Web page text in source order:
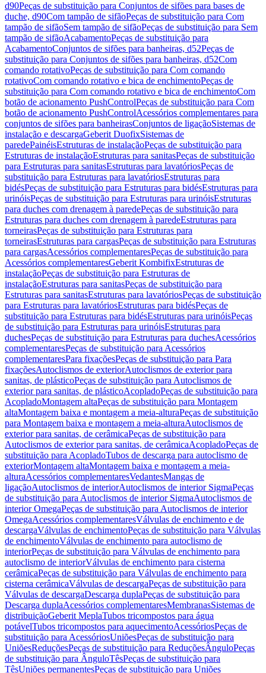
d90Peças de substituição para Conjuntos de sifões para bases de
duche, d90Com tampão de sifãoPeças de substituição para Com
tampão de sifãoSem tampão de sifãoPeças de substituição para Sem
tampão de sifãoAcabamentoPeças de substituição para
AcabamentoConjuntos de sifões para banheiras, d52Peças de
substituição para Conjuntos de sifões para banheiras, d52Com
comando rotativoPeças de substituição para Com comando
rotativoCom comando rotativo e bica de enchimentoPeças de
substituição para Com comando rotativo e bica de enchimentoCom
botão de acionamento PushControlPeças de substituição para Com
botão de acionamento PushControlAcessórios complementares para
conjuntos de sifões para banheirasConjuntos de ligaçãoSistemas de
instalação e descargaGeberit DuofixSistemas de
paredePainéisEstruturas de instalaçãoPeças de substituição para
Estruturas de instalaçãoEstruturas para sanitasPeças de substituição
para Estruturas para sanitasEstruturas para lavatóriosPeças de
substituição para Estruturas para lavatóriosEstruturas para
bidésPeças de substituição para Estruturas para bidésEstruturas para
urinóisPeças de substituição para Estruturas para urinóisEstruturas
para duches com drenagem à paredePeças de substituição para
Estruturas para duches com drenagem à paredeEstruturas para
torneirasPeças de substituição para Estruturas para
torneirasEstruturas para cargasPeças de substituição para Estruturas
para cargasAcessórios complementaresPeças de substituição para
Acessórios complementaresGeberit KombifixEstruturas de
instalaçãoPeças de substituição para Estruturas de
instalaçãoEstruturas para sanitasPeças de substituição para
Estruturas para sanitasEstruturas para lavatóriosPeças de substituição
para Estruturas para lavatóriosEstruturas para bidésPeças de
substituição para Estruturas para bidésEstruturas para urinóisPeças
de substituição para Estruturas para urinóisEstruturas para
duchesPeças de substituição para Estruturas para duchesAcessórios
complementaresPeças de substituição para Acessórios
complementaresPara fixaçõesPeças de substituição para Para
fixaçõesAutoclismos de exteriorAutoclismos de exterior para
sanitas, de plásticoPeças de substituição para Autoclismos de
exterior para sanitas, de plásticoAcopladoPeças de substituição para
AcopladoMontagem altaPeças de substituição para Montagem
altaMontagem baixa e montagem a meia-alturaPeças de substituição
para Montagem baixa e montagem a meia-alturaAutoclismos de
exterior para sanitas, de cerâmicaPeças de substituição para
Autoclismos de exterior para sanitas, de cerâmicaAcopladoPeças de
substituição para AcopladoTubos de descarga para autoclismo de
exteriorMontagem altaMontagem baixa e montagem a meia-
alturaAcessórios complementaresVedantesMangas de
ligaçãoAutoclismos de interiorAutoclismos de interior SigmaPeças
de substituição para Autoclismos de interior SigmaAutoclismos de
interior OmegaPeças de substituição para Autoclismos de interior
OmegaAcessórios complementaresVálvulas de enchimento e de
descargaVálvulas de enchimentoPeças de substituição para Válvulas
de enchimentoVálvulas de enchimento para autoclismo de
interiorPeças de substituição para Válvulas de enchimento para
autoclismo de interiorVálvulas de enchimento para cisterna
cerâmicaPeças de substituição para Válvulas de enchimento para
cisterna cerâmicaVálvulas de descargaPeças de substituição para
Válvulas de descargaDescarga duplaPeças de substituição para
Descarga duplaAcessórios complementaresMembranasSistemas de
distribuiçãoGeberit MeplaTubos tricompostos para água
potávelTubos tricompostos para aquecimentoAcessóriosPeças de
substituição para AcessóriosUniõesPeças de substituição para
UniõesReduçõesPeças de substituição para ReduçõesÂnguloPeças
de substituição para ÂnguloTêsPeças de substituição para
TêsUniões permanentesPeças de substituição para Uniões